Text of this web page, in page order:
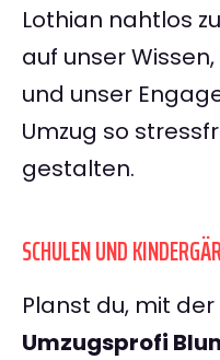
Lothian nahtlos
auf unser
und unser
Umzug so
gestalten.
SCHULEN UND
Planst du, mit
Umzugsprofi